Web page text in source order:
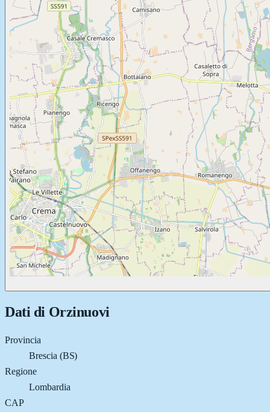
Dati di Orzinuovi
Provincia
Brescia (BS)
Regione
Lombardia
CAP